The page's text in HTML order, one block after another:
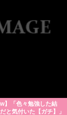
】「色々勉強した結
と気付いた【ガチ】」